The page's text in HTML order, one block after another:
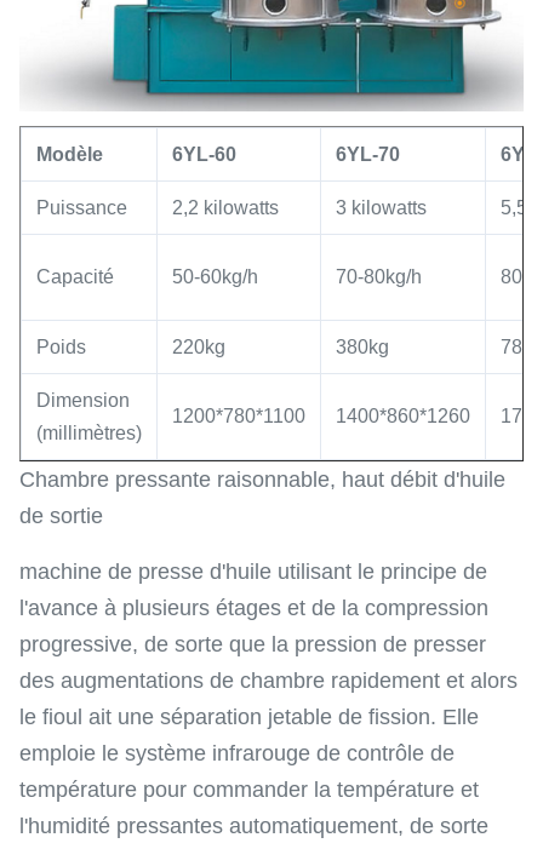
Modèle 6YL-60 6YL-70
Puissance 2,2 kilowatts 3 kilowatts 5,5
Capacité 50-60kg/h 70-80kg/h 80-
Poids 220kg 380kg
Dimension
(millimètres)
1200*780*1100 1400*860*1260
Chambre pressante raisonnable, haut débit d'huile
de sortie
machine de presse d'huile utilisant le principe de
l'avance à plusieurs étages et de la compression
progressive, de sorte que la pression de presser
des augmentations de chambre rapidement et alors
le fioul ait une séparation jetable de fission. Elle
emploie le système infrarouge de contrôle de
température pour commander la température et
l'humidité pressantes automatiquement, de sorte